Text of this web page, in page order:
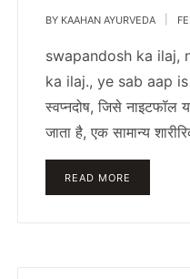
BY KAAHAN AYURVEDA
swapandosh ka ilaj,
ka ilaj., ye sab aap
स्वप्नदोष, जिसे नाइटफॉल
जाता है, एक सामान्य
READ MORE